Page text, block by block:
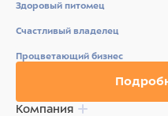
Пластик, металл
Здоровый питомец
Счастливый владелец
Процветающий бизнес
Компания